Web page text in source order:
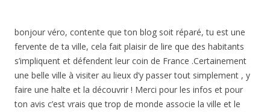
bonjour véro, contente que ton blog soit réparé, tu est une
fervente de ta ville, cela fait plaisir de lire que des habitants
s’impliquent et défendent leur coin de France .Certainement
une belle ville à visiter au lieux d’y passer tout simplement , y
faire une halte et la découvrir ! Merci pour les infos et pour
ton avis c’est vrais que trop de monde associe la ville et le